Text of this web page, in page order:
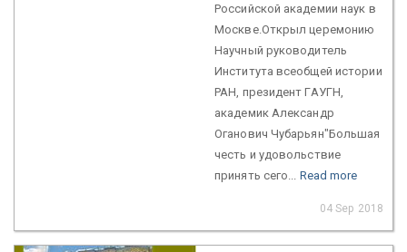
Российской академии наук в
Москве.Открыл церемонию
Научный руководитель
Института всеобщей истории
РАН, президент ГАУГН,
академик Александр
Оганович Чубарьян"Большая
честь и удовольствие
принять сего... Read more
04 Sep 2018